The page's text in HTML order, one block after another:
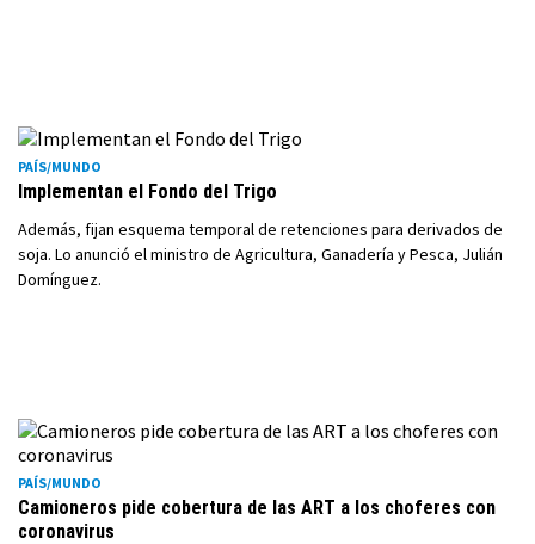
PAÍS/MUNDO
Implementan el Fondo del Trigo
Además, fijan esquema temporal de retenciones para derivados de
soja. Lo anunció el ministro de Agricultura, Ganadería y Pesca, Julián
Domínguez.
PAÍS/MUNDO
Camioneros pide cobertura de las ART a los choferes con
coronavirus